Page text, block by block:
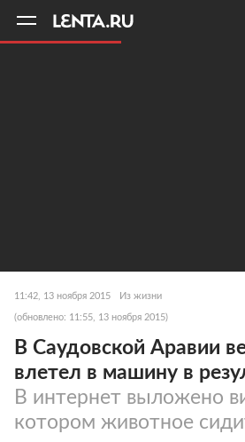
11:42, 13 ноября 2015 Из жизни
(обновлено: 11:55, 13 ноября 2015)
В Саудовской Аравии
влетел в машину в
В интернет выложено
котором животное